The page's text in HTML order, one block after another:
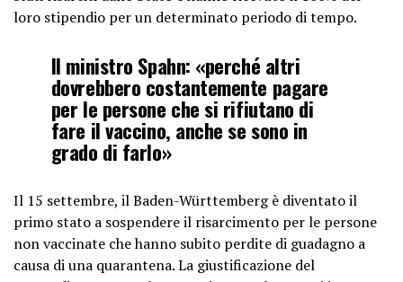
loro stipendio per un determinato periodo di tempo.
Il ministro Spahn: «perché altri
dovrebbero costantemente pagare
per le persone che si rifiutano di
fare il vaccino, anche se sono in
grado di farlo»
Il 15 settembre, il Baden-Württemberg è diventato il
primo stato a sospendere il risarcimento per le persone
non vaccinate che hanno subito perdite di guadagno a
causa di una quarantena. La giustificazione del